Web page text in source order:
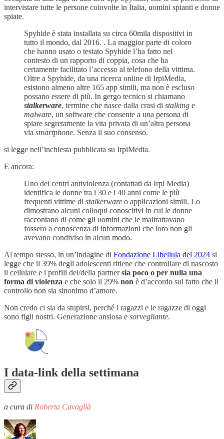
intervistare tutte le persone coinvolte in Italia, uomini spianti e donne
spiate.
Spyhide è stata installata su circa 60mila dispositivi in
tutto il mondo, dal 2016. . La maggior parte di coloro
che hanno usato o testato Spyhide l’ha fatto nel
contesto di un rapporto di coppia, cosa che ha
certamente facilitato l’accesso al telefono della vittima.
Oltre a Spyhide, da una ricerca online di IrpiMedia,
esistono almeno altre 165 app simili, ma non è escluso
possano essere di più. In gergo tecnico si chiamano
stalkerware, termine che nasce dalla crasi di stalking e
malware, un software che consente a una persona di
spiare segretamente la vita privata di un’altra persona
via smartphone. Senza il suo consenso.
si legge nell’inchiesta pubblicata su IrpiMedia.
E ancora:
Uno dei centri antiviolenza (contattati da Irpi Media)
identifica le donne tra i 30 e i 40 anni come le più
frequenti vittime di stalkerware o applicazioni simili. Lo
dimostrano alcuni colloqui conoscitivi in cui le donne
raccontano di come gli uomini che le maltrattavano
fossero a conoscenza di informazioni che loro non gli
avevano condiviso in alcun modo.
Al tempo stesso, in un’indagine di Fondazione Libellula del 2024 si
legge che il 39% degli adolescenti ritiene che controllare di nascosto
il cellulare e i profili del/della partnersia poco o per nulla una
forma di violenza e che solo il 29% non è d’accordo sul fatto che il
controllo non sia sinonimo d’amore.
Non credo ci sia da stupirsi, perché i ragazzi e le ragazze di oggi
sono figli nostri. Generazione ansiosa e sorvegliante.
I data-link della settimana
a cura di Roberta Cavaglià